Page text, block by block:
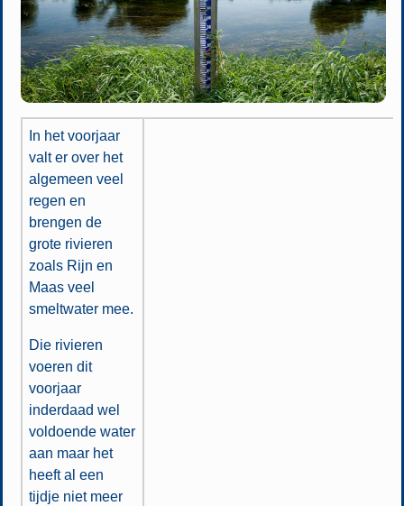
In het voorjaar
valt er over het
algemeen veel
regen en
brengen de
grote rivieren
zoals Rijn en
Maas veel
smeltwater mee.
Die rivieren
voeren dit
voorjaar
inderdaad wel
voldoende water
aan maar het
heeft al een
tijdje niet meer